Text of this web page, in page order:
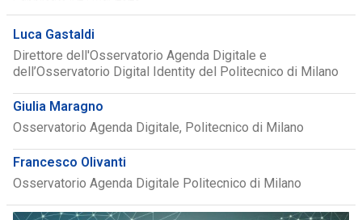
Luca Gastaldi
Direttore dell'Osservatorio Agenda Digitale e
dell’Osservatorio Digital Identity del Politecnico di Milano
Giulia Maragno
Osservatorio Agenda Digitale, Politecnico di Milano
Francesco Olivanti
Osservatorio Agenda Digitale Politecnico di Milano